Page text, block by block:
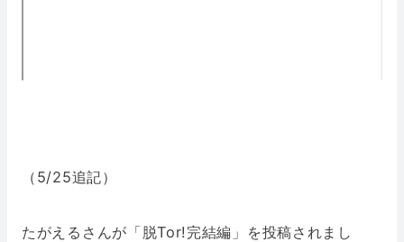
（5/25追記）
たがえるさんが「脱Tor!完結編」を投稿されまし